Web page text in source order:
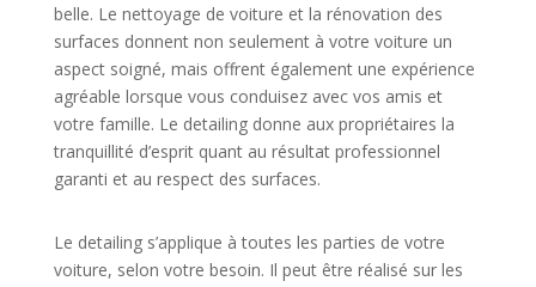
belle. Le nettoyage de voiture et la rénovation des
surfaces donnent non seulement à votre voiture un
aspect soigné, mais offrent également une expérience
agréable lorsque vous conduisez avec vos amis et
votre famille. Le detailing donne aux propriétaires la
tranquillité d’esprit quant au résultat professionnel
garanti et au respect des surfaces.
Le detailing s’applique à toutes les parties de votre
voiture, selon votre besoin. Il peut être réalisé sur les